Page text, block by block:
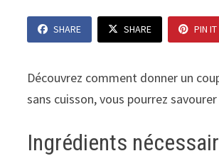
SHARE SHARE PIN IT
Découvrez comment donner un
sans cuisson, vous pourrez
Ingrédients